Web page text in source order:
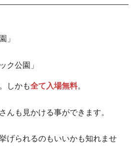
」
ク公園」
しかも全て入場無料。
んも見かける事ができます。
げられるのもいいかも知れませ